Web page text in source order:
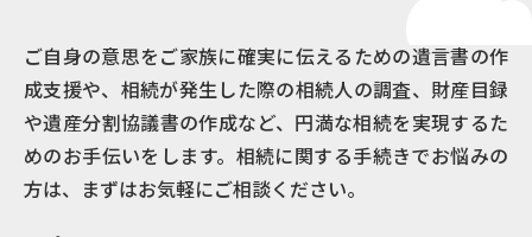
ご自身の意思をご家族に確実に伝えるための遺言書の作
成支援や、相続が発生した際の相続人の調査、財産目録
や遺産分割協議書の作成など、円満な相続を実現するた
めのお手伝いをします。相続に関する手続きでお悩みの
方は、まずはお気軽にご相談ください。